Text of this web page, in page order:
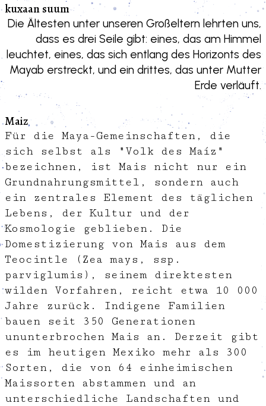
kuxaan suum
Die Ältesten unter unseren Großeltern lehrten uns,
dass es drei Seile gibt: eines, das am Himmel
leuchtet, eines, das sich entlang des Horizonts des
Mayab erstreckt, und ein drittes, das unter Mutter
Erde verläuft.
Maiz
Für die Maya-Gemeinschaften, die
sich selbst als "Volk des Maíz"
bezeichnen, ist Mais nicht nur ein
Grundnahrungsmittel, sondern auch
ein zentrales Element des täglichen
Lebens, der Kultur und der
Kosmologie geblieben. Die
Domestizierung von Mais aus dem
Teocintle (Zea mays, ssp.
parviglumis), seinem direktesten
wilden Vorfahren, reicht etwa 10 000
Jahre zurück. Indigene Familien
bauen seit 350 Generationen
ununterbrochen Mais an. Derzeit gibt
es im heutigen Mexiko mehr als 300
Sorten, die von 64 einheimischen
Maissorten abstammen und an
unterschiedliche Landschaften und